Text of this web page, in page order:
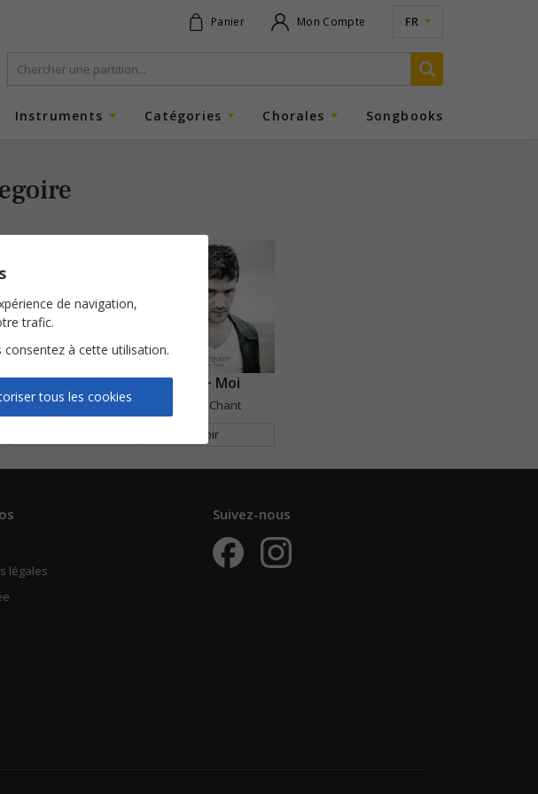
Panier Mon Compte FR
Instruments Catégories Chorales Songbooks
Ta main
Piano Chant
Toi + Moi
Piano Chant
Voir
légales
Suivez-nous
de navigation,
trafic.
consentez à cette utilisation.
tous les cookies